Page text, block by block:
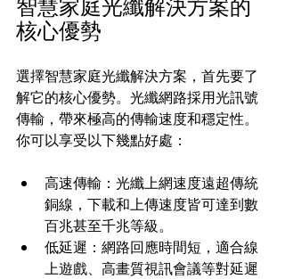
智慧家庭光纖解決方案的
核心優勢
選擇智慧家庭光纖解決方案，首先要了
解它的核心優勢。光纖網路採用光訊號
傳輸，帶來極高的傳輸速度和穩定性。
你可以享受以下幾點好處：
高速傳輸：光纖上網速度遠超傳統
銅線，下載和上傳速度皆可達到數
百兆甚至千兆等級。
低延遲：網路回應時間短，適合線
上遊戲、高畫質視訊會議等對延遲